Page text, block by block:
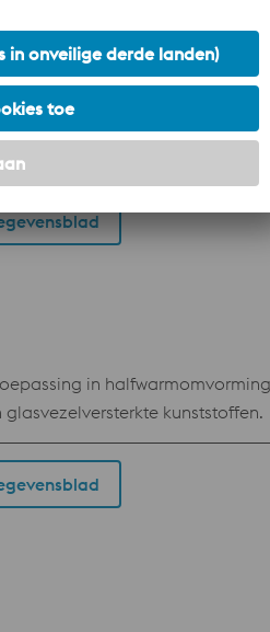
samenstelling hoort het
van goede taaiheid. Zijn
van koelkanalen t.b.v.
in
kunststoffen.